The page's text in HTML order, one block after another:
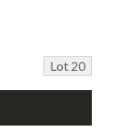
Lot 20